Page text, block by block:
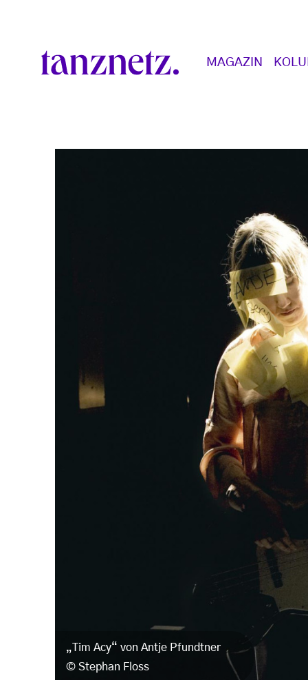
Main navigation
MAGAZIN
„Tim Acy“ von Antje Pfundtner
Stephan Floss